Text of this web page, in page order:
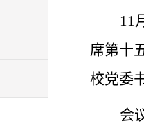
11
席第十
校党委
会